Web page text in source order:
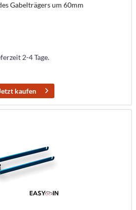
Gabelträgers um 60mm
2-4 Tage.
kaufen